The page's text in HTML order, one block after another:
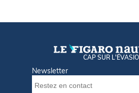
CAP SUR
Newsletter